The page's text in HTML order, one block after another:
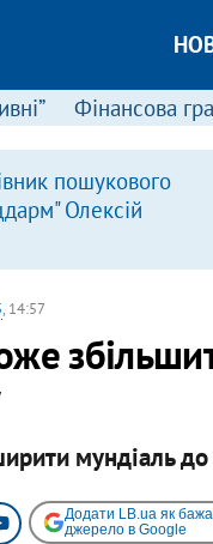
Фінансова
пошукового
Олексій
, 14:57
мундіаль
Додати LB.ua як
джерело в Google